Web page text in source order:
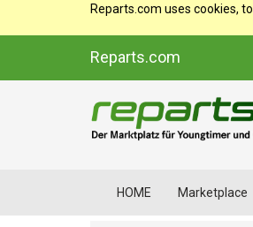
Reparts.com uses cookies,
Reparts.com
HOME Marketplace